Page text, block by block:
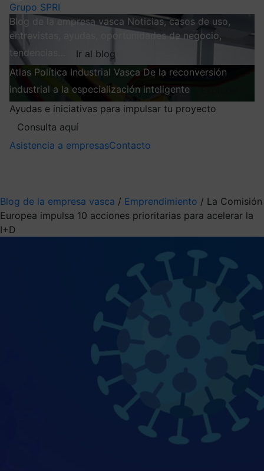
Grupo SPRI
Blog de la empresa vasca Noticias, casos de uso,
entrevistas, ayudas, oportunidades de negocio,
tendencias…
Ir al blog
Atlas Política Industrial Vasca De la reconversión
industrial a la especialización inteligente
Ayudas e iniciativas para impulsar tu proyecto
Consulta aquí
Asistencia a empresasContacto
Blog de la empresa vasca / Emprendimiento / La Comisión
Europea impulsa 10 acciones prioritarias para acelerar la
I+D